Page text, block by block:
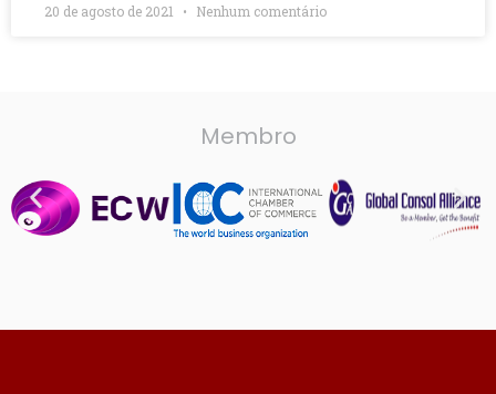
20 de agosto de 2021 Nenhum comentário
Membro